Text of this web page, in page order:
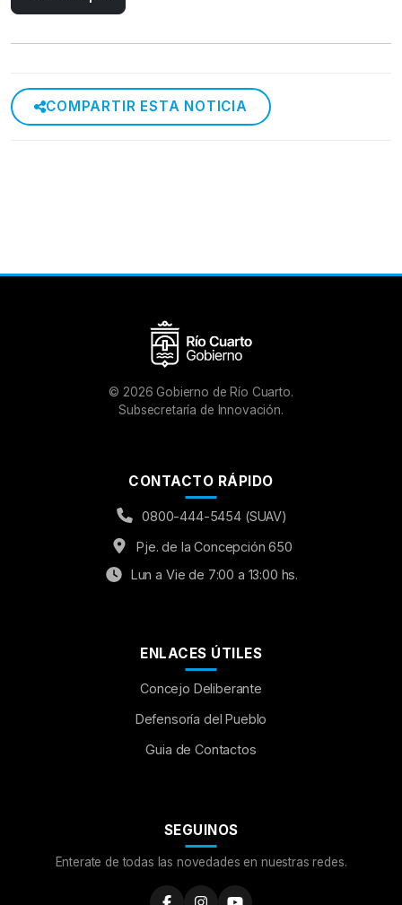
COMPARTIR ESTA NOTICIA
© 2026 Gobierno de Río Cuarto.
Subsecretaría de Innovación.
CONTACTO RÁPIDO
0800-444-5454 (SUAV)
Pje. de la Concepción 650
Lun a Vie de 7:00 a 13:00 hs.
ENLACES ÚTILES
Concejo Deliberante
Defensoría del Pueblo
Guia de Contactos
SEGUINOS
Enterate de todas las novedades en nuestras redes.
Aumentar Fuente
OFF
Leer al pasar el mouse